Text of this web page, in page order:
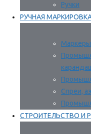
Ручки
РУЧНАЯ
Маркеры
Спреи,
СТРОИТЕЛЬСТВО И